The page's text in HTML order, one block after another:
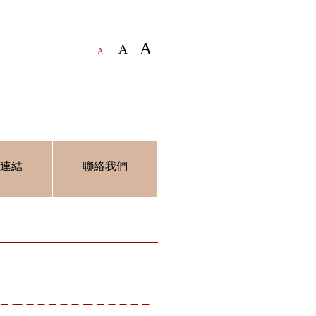
A A A
結 聯絡我們